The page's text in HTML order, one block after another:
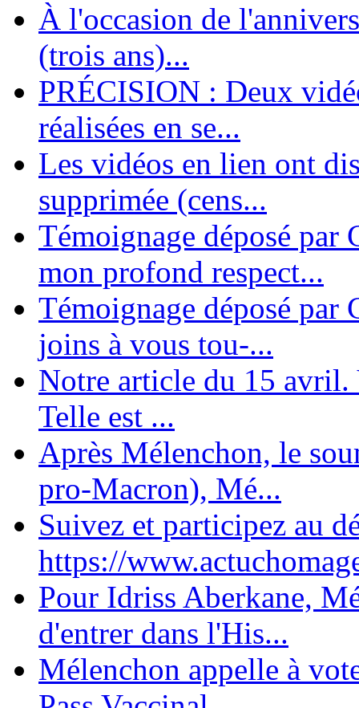
En 2004, une dizaine de personnes contribuèrent au lancement de
dernières années. L'aventure se pou...
À l'occasion de
(trois ans)...
PRÉCISION : Deux
réalisées en se...
Les vidéos en lien ont
supprimée (cens...
Témoignage déposé par
mon profond respect...
Témoignage déposé par
joins à vous tou-...
Notre article du 15 avril.
Telle est ...
Après Mélenchon, le
pro-Macron), Mé...
Suivez et participez au
https://
Pour Idriss Aberkane,
d'entrer dans l'His...
Mélenchon appelle à